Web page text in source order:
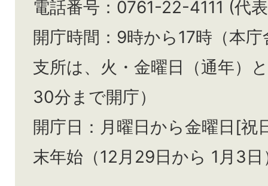
電話番号：0761-22-4111 (代
開庁時間：9時から17時（本
支所は、火・金曜日（通年）と
30分まで開庁）
開庁日：月曜日から金曜日[祝
末年始（12月29日から 1月3